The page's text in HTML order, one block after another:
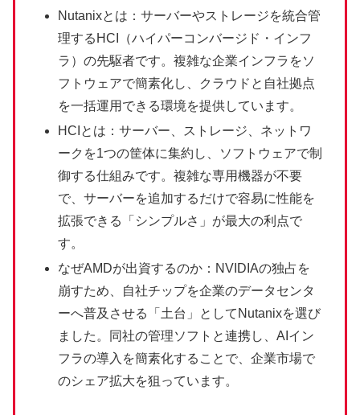
Nutanixとは：サーバーやストレージを統合管
理するHCI（ハイパーコンバージド・インフ
ラ）の先駆者です。複雑な企業インフラをソ
フトウェアで簡素化し、クラウドと自社拠点
を一括運用できる環境を提供しています。
HCIとは：サーバー、ストレージ、ネットワ
ークを1つの筐体に集約し、ソフトウェアで制
御する仕組みです。複雑な専用機器が不要
で、サーバーを追加するだけで容易に性能を
拡張できる「シンプルさ」が最大の利点で
す。
なぜAMDが出資するのか：NVIDIAの独占を
崩すため、自社チップを企業のデータセンタ
ーへ普及させる「土台」としてNutanixを選び
ました。同社の管理ソフトと連携し、AIイン
フラの導入を簡素化することで、企業市場で
のシェア拡大を狙っています。